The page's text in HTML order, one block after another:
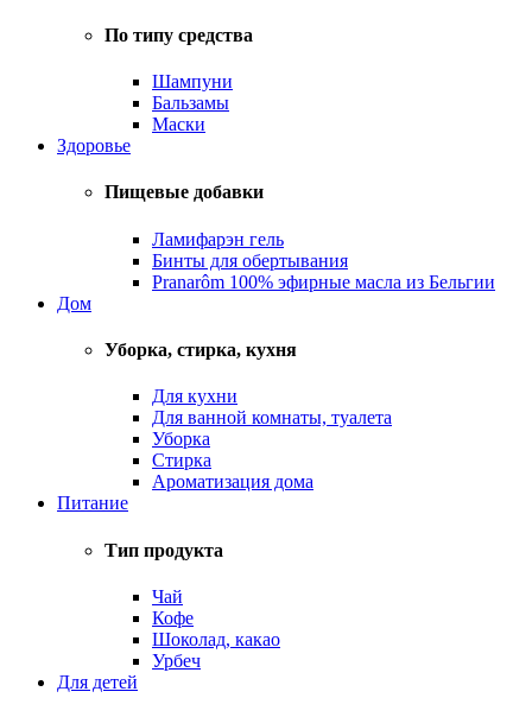
По типу средства
Шампуни
Бальзамы
Маски
Здоровье
Пищевые добавки
Ламифарэн гель
Бинты для обертывания
Pranarôm 100% эфирные масла из Бельгии
Дом
Уборка, стирка, кухня
Для кухни
Для ванной комнаты, туалета
Уборка
Стирка
Ароматизация дома
Питание
Тип продукта
Чай
Кофе
Шоколад, какао
Урбеч
Для детей